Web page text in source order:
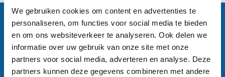
We gebruiken cookies om content en advertenties te
personaliseren, om functies voor social media te bieden
en om ons websiteverkeer te analyseren. Ook delen we
informatie over uw gebruik van onze site met onze
partners voor social media, adverteren en analyse. Deze
partners kunnen deze gegevens combineren met andere
Contactgegevens
Sneleenposter.nl
1771 PA Wieringerwerf
info@sneleenposter.nl
0227601566